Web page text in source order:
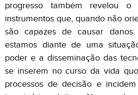
progresso também revelou
instrumentos que, quando não
são capazes de causar
estamos diante de uma
poder e a disseminação das
se inserem no curso da vida
processos de decisão e